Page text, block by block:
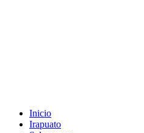
Inicio
Irapuato